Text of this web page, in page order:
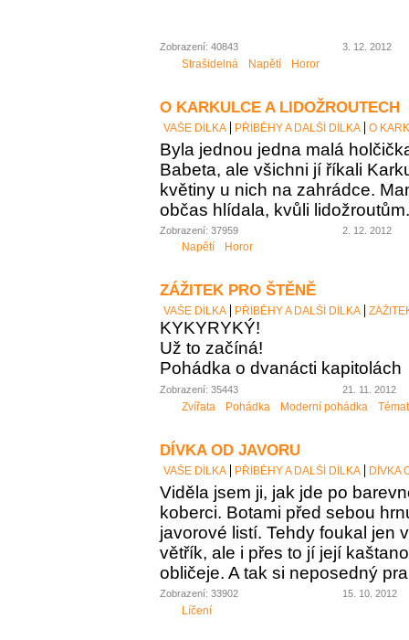
Zobrazení: 40843 3. 12. 2012
Strašidelná Napětí Horor
O KARKULCE A LIDOŽROUTECH
VAŠE DÍLKA PŘÍBĚHY A DALŠÍ DÍLKA O
Byla jednou jedna malá
Babeta, ale všichni jí říkali
květiny u nich na zahrádce.
občas hlídala, kvůli lidožroutům.
Zobrazení: 37959 2. 12. 2012
Napětí Horor
ZÁŽITEK PRO ŠTĚNĚ
VAŠE DÍLKA PŘÍBĚHY A DALŠÍ DÍLKA
KYKYRYKÝ!
Už to začíná!
Pohádka o dvanácti kapitolách
Zobrazení: 35443 21. 11. 2012
Zvířata Pohádka Moderní pohádka
DÍVKA OD JAVORU
VAŠE DÍLKA PŘÍBĚHY A DALŠÍ DÍLKA DÍVKA
Viděla jsem ji, jak jde po
koberci. Botami před sebou
javorové listí. Tehdy foukal jen
větřík, ale i přes to jí její
obličeje. A tak si neposedný
Zobrazení: 33902 15. 10. 2012
Líčení